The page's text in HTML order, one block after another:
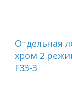
Отдельная
хром 2
F33-3